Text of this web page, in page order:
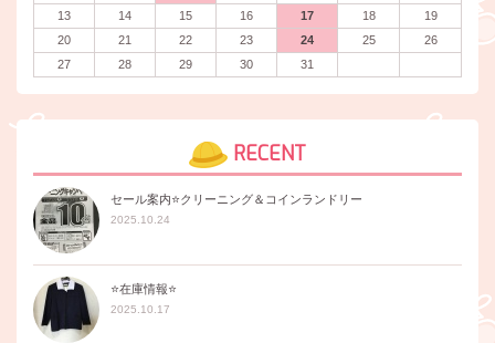
13
14 15 16 17 18
19
20
21 22 23 24 25
26
27
28 29 30 31
RECENT
セール案内⭐️クリーニング＆コインランドリー
2025.10.24
⭐️在庫情報⭐️
2025.10.17